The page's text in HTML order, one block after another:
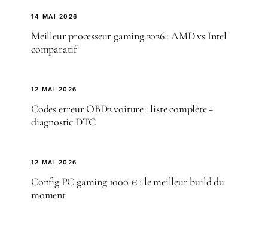
14 MAI 2026
Meilleur processeur gaming 2026 : AMD vs Intel
comparatif
12 MAI 2026
Codes erreur OBD2 voiture : liste complète +
diagnostic DTC
12 MAI 2026
Config PC gaming 1000 € : le meilleur build du
moment